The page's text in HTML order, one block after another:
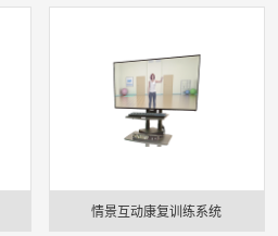
检查设备、物理疗法、体育疗法的
子（例如矿泉、海水、空气、日光
的诊疗设备，而医院则需要大量的
情景互动康复训练系统